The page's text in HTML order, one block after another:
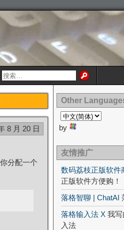
8 月 20 日
分配一个
Other
by
友情推广
数码荔枝正版软件
正版软件方便购！
落格智聊 | ChatAI
落格输入法 X 我写
入法